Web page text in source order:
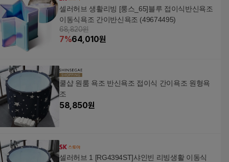
셀러허브 생활리빙 [룽스_65]블루 접이식반신욕조
이동식욕조 간이반신욕조 (49674495)
68,820원
7%64,010원
쿨샵 원룸 욕조 반신욕조 접이식 간이욕조 원형욕
조
58,850원
셀러허브 1 [RG4394ST]샤인빈 리빙생활 이동식